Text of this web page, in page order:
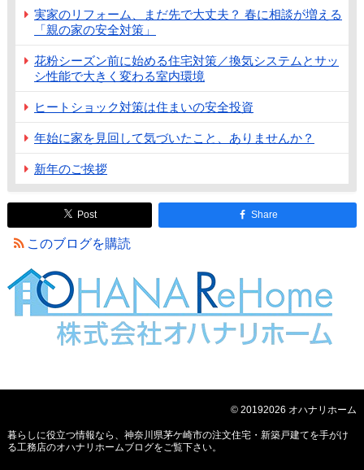
実家のリフォーム、まだ先で大丈夫？ 春に相談が増える
「親の家の安全対策」
花粉シーズン前に始める住宅対策／換気システムとサッ
シ性能で大きく変わる室内環境
ヒートショック対策は住まいの安全投資
年始に家を見回して気づいたこと、ありませんか？
新年のご挨拶
Post Share
このブログを購読
© 20192026 オハナリホーム
暮らしに役立つ情報なら、 神奈川県茅ケ崎市の注文住宅・新築戸建てを手がけ
る工務店のオハナリホームブログをご覧下さい。